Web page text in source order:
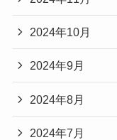
2024年10月
2024年9月
2024年8月
2024年7月